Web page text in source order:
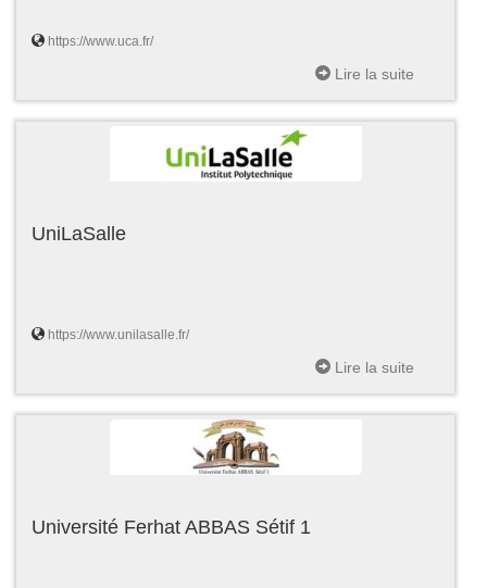
https://www.uca.fr/
Lire la suite
UniLaSalle
https://www.unilasalle.fr/
Lire la suite
Université Ferhat ABBAS Sétif 1